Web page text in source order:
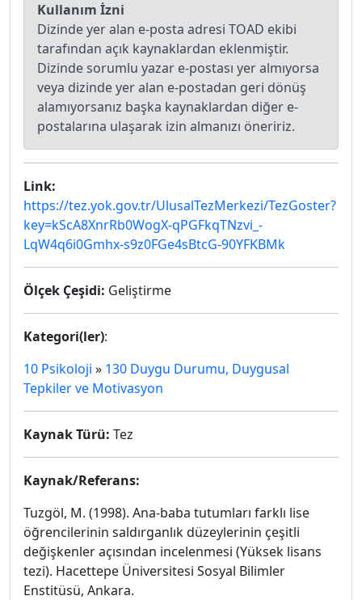
Kullanım İzni
Dizinde yer alan e-posta adresi TOAD ekibi
tarafından açık kaynaklardan eklenmiştir.
Dizinde sorumlu yazar e-postası yer almıyorsa
veya dizinde yer alan e-postadan geri dönüş
alamıyorsanız başka kaynaklardan diğer e-
postalarına ulaşarak izin almanızı öneririz.
Link:
https://tez.yok.gov.tr/UlusalTezMerkezi/TezGoster?
key=kScA8XnrRb0WogX-qPGFkqTNzvi_-
LqW4q6i0Gmhx-s9z0FGe4sBtcG-90YFKBMk
Ölçek Çeşidi: Geliştirme
Kategori(ler):
10 Psikoloji » 130 Duygu Durumu, Duygusal
Tepkiler ve Motivasyon
Kaynak Türü: Tez
Kaynak/Referans:
Tuzgöl, M. (1998). Ana-baba tutumları farklı lise
öğrencilerinin saldırganlık düzeylerinin çeşitli
değişkenler açısından incelenmesi (Yüksek lisans
tezi). Hacettepe Üniversitesi Sosyal Bilimler
Enstitüsü, Ankara.